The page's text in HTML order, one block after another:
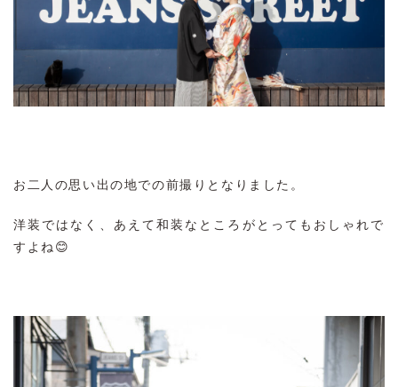
お二人の思い出の地での前撮りとなりました。
洋装ではなく、あえて和装なところがとってもおしゃれで
すよね😊